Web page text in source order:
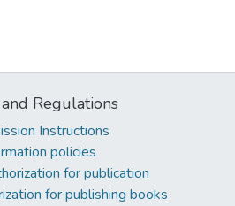
Regulations
Instructions
policies
for publication
for publishing books